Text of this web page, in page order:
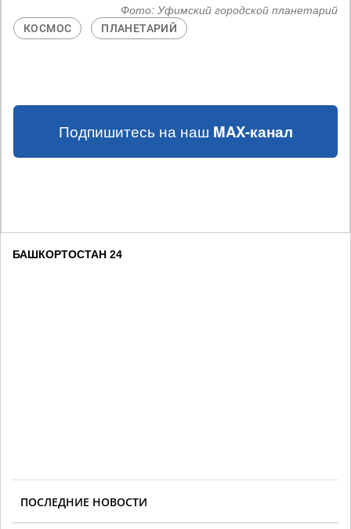
Фото: Уфимский городской планетарий
КОСМОС ПЛАНЕТАРИЙ
Подпишитесь на наш MAX-канал
БАШКОРТОСТАН 24
ПОСЛЕДНИЕ НОВОСТИ